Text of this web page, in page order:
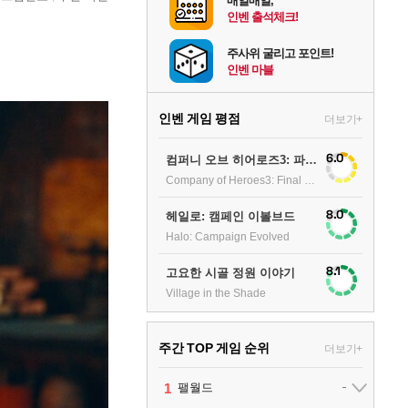
인벤 출석체크!
주사위 굴리고 포인트!
인벤 마블
인벤 게임 평점 더보기+
컴퍼니 오브 히어로즈3: 파이널 스탠드 6.0
헤일로: 캠페인 이볼브드
Halo: Campaign Evolved
8.0
고요한 시골 정원 이야기
Village in the Shade
8.1
주간 TOP 게임 순위 더보기+
1 팰월드
2 1